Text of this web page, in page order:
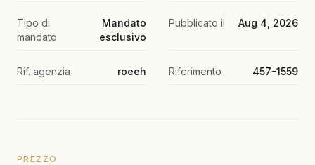
Tipo di
mandato
Mandato
esclusivo
Pubblicato il Aug 4, 2026
Rif. agenzia roeeh Riferimento 457-1559
PREZZO